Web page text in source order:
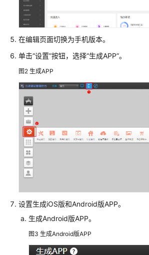
指
南
(多
终
独
立
版)
建
站
注
意
事
项
点
管
理
模
在编辑页面切换为手机版本。
单击“设置”按钮，选择“生成APP”。
图2 生成APP
设置生成iOS版和Android版APP。
生成Android版APP。
图3 生成Android版APP